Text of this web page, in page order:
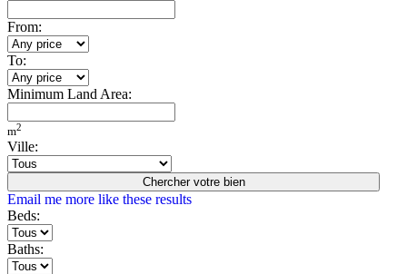
From:
To:
Minimum Land Area:
m2
Ville:
Chercher votre bien
Email me more like these results
Beds:
Baths: